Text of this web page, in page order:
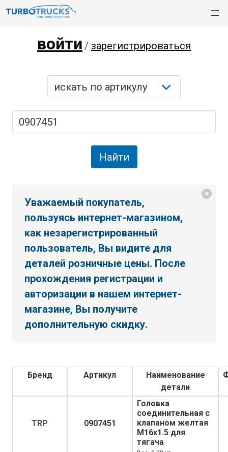
войти / зарегистрироваться
Уважаемый покупатель,
пользуясь интернет-магазином,
как незарегистрированный
пользователь, Вы видите для
деталей розничные цены. После
прохождения регистрации и
авторизации в нашем интернет-
магазине, Вы получите
дополнительную скидку.
Бренд Артикул
Наименование
детали
TRP 0907451
Головка
соединительная с
клапаном желтая
M16x1.5 для
тягача